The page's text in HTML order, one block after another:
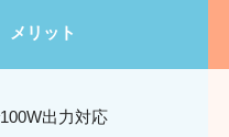
メリット
出力対応